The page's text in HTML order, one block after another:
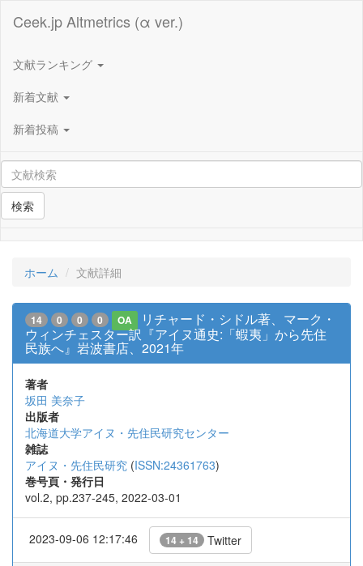
Ceek.jp Altmetrics (α ver.)
文献ランキング
新着文献
新着投稿
検索
ホーム 文献詳細
14 0 0 0 OA
リチャード・シドル著、マーク・
ウィンチェスター訳『アイヌ通史:「蝦夷」から先住
民族へ』岩波書店、2021年
著者
坂田 美奈子
出版者
北海道大学アイヌ・先住民研究センター
雑誌
アイヌ・先住民研究 (ISSN:24361763)
巻号頁・発行日
vol.2, pp.237-245, 2022-03-01
2023-09-06 12:17:46 14 + 14 Twitter